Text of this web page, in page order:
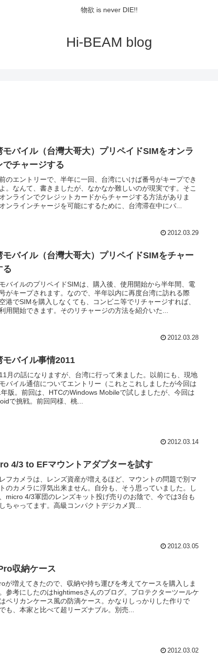
物欲 is never DIE!!
Hi-BEAM blog
モバイル（台灣大哥大）プリペイドSIMをオンラ
でチャージする
のエントリーで、半年に一回、台湾にいけば番号がキープでき
。なんて、書きましたが、なかなか難しいのが現実です。そこ
ンラインでクレジットカードからチャージする方法がありま
ンラインチャージを可能にするために、台湾滞在中にパ...
2012.03.29
モバイル（台灣大哥大）プリペイドSIMをチャー
る
バイルのプリペイドSIMは、購入後、使用開始から半年間、電
がキープされます。なので、半年以内に再度台湾に訪れる際
港でSIMを購入しなくても、コンビニ等でリチャージすれば、
用開始できます。そのリチャージの方法を紹介いた...
2012.03.28
モバイル事情2011
月の話になりますが、台湾に行って来ました。以前にも、現地
バイル通信についてエントリー（これとこれしましたが今回は
版。前回は、HTCのWindows Mobileで試しましたが、今回は
で挑戦。前回同様、桃...
2012.03.14
4/3 to EFマウントアダプターを試す
フカメラは、レンズ資産が増えるほど、マウントの問題で別マ
のカメラに浮気出来ません。自分も、そう思っていました。し
micro 4/3軍団のレンズキット投げ売りのお陰で、今では3台も
ちゃってます。高級コンパクトデジカメ買...
2012.03.05
収納ケース
が増えてきたので、収納や持ち運びを考えてケースを購入しま
参考にしたのはhightimesさんのブログ。プロテクターツールケ
ペリカンケース風の防滴ケース。かなりしっかりした作りで
も、本家と比べて超リーズナブル。別売...
2012.03.02